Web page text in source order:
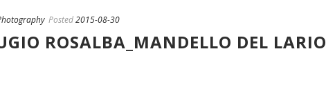
Posted2015-08-30
ROSALBA_MANDELLO DEL LARIO